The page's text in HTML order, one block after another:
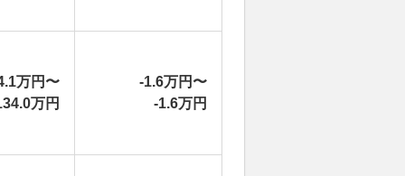
万円〜
万円
-1.6万円〜
-1.6万円